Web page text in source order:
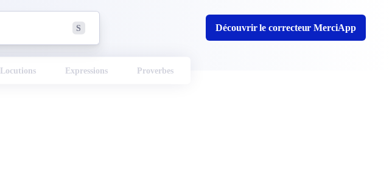
S Découvrir le correcteur MerciApp
Locutions Expressions Proverbes